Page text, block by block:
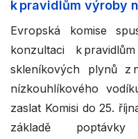
k pravidlům výroby
Evropská komise
konzultaci k
skleníkových plynů z
nízkouhlíkového
zaslat Komisi do 25.
základě